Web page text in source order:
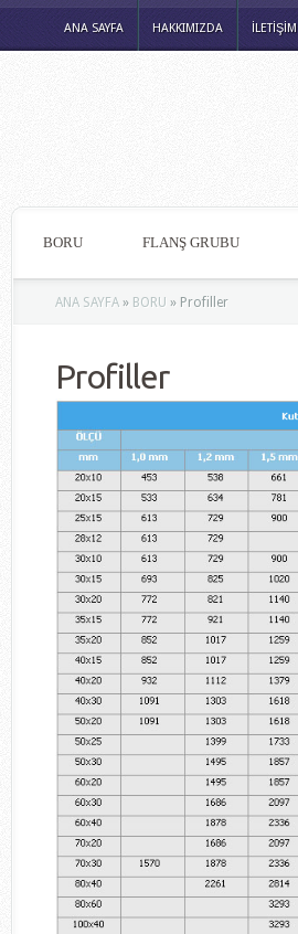
ANA SAYFA HAKKIMIZDA İLETİŞİM
BORU FLANŞ GRUBU
ANA SAYFA » BORU » Profiller
Profiller